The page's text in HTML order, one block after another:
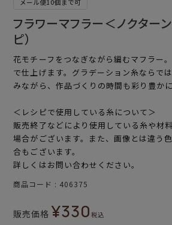
メール便10個まで可
フラワーマフラー＜ノクター
ピ）
花モチーフをつなぎながら編むマフラー
で仕上げます。グラデーション糸ならで
みながら、作品づくりの時間も彩り豊かに
＜レシピで使用している糸について＞
販売終了などにより使用している糸や材
場合がございます。また、画像とは違う
合もございます。
詳しくはお問い合わせください。
商品コード 406375
販売価格 ¥330税込